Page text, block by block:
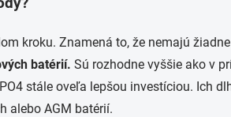
kroku. Znamená to, že nemajú
batérií. Sú rozhodne vyššie ako v
stále oveľa lepšou investíciou. Ich
alebo AGM batérií.